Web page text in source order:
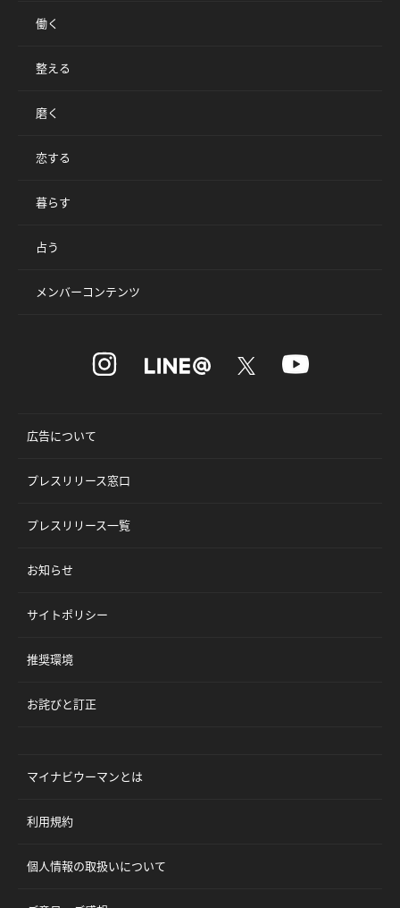
働く
整える
磨く
恋する
暮らす
占う
メンバーコンテンツ
広告について
プレスリリース窓口
プレスリリース一覧
お知らせ
サイトポリシー
推奨環境
お詫びと訂正
マイナビウーマンとは
利用規約
個人情報の取扱いについて